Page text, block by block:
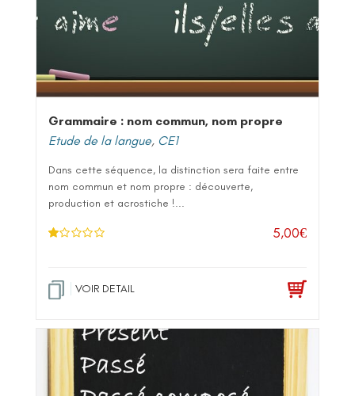
Grammaire : nom commun, nom propre
Etude de la langue, CE1
Dans cette séquence, la distinction sera faite entre
nom commun et nom propre : découverte,
production et acrostiche !...
.0
5,00€
VOIR DETAIL